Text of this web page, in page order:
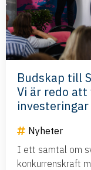
Budskap till
Vi är redo
investeringar
Nyheter
I ett samtal om
konkurrenskraft